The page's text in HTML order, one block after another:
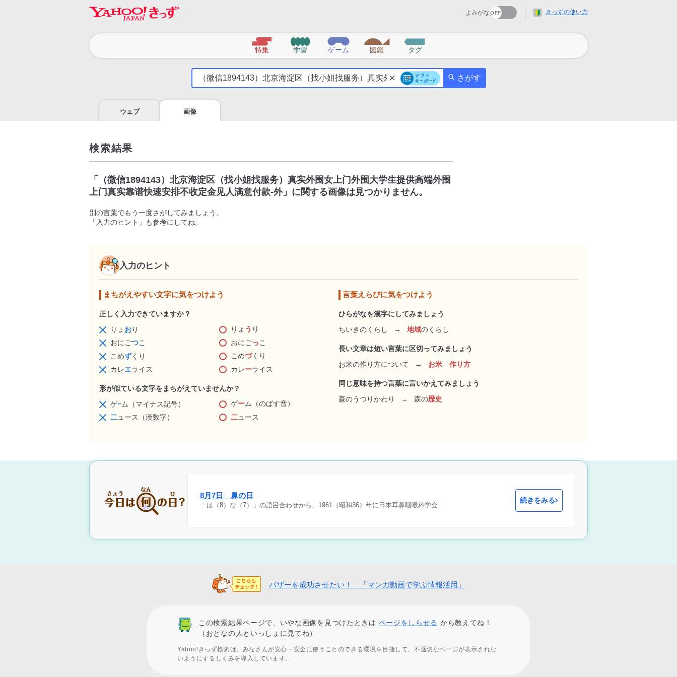
よみがな きっずの使い方
特集 学習 ゲーム 図鑑 タグ
気
こ
う
さがす
ウェブ 画像
検索結果
「
（微信1894143）北京海淀区（找小姐找服务）真实外围女上门外围大学生提供高端外围
上门真实靠谱快速安排不收定金见人满意付款-外」に関する画像は見つかりません。
別の言葉でもう一度さがしてみましょう。
「入力のヒント」も参考にしてね。
入力のヒント
まちがえやすい文字に気をつけよう
正しく入力できていますか？
りょ おり りょ う り
おにごつこ おにごっこ
こめずくり こめづくり
カレエライス カレーライス
形が似ている文字をまちがえていませんか？
ゲ−ム（マイナス記号） ゲーム（のばす音）
二ュース（漢数字） 二ュース
言葉えらびに気をつけよう
ひらがなを漢字にしてみましょう
ちいきのくらし
→ 地域のくらし
長い文章は短い言葉に区切ってみましょう
お米の作り方について
→ お米 作り方
同じ意味を持つ言葉に言いかえてみましょう
森のうつりかわり
→ 森の歴史
8月7日 鼻の日
「は（8）な（7）」の語呂合わせから、1961（昭和36）年に日本耳鼻咽喉科学会…
続きをみる
バザーを成功させたい！ 「マンガ動画で学ぶ情報活用」
この検索結果ページで、いやな画像を見つけたときは ページをしらせる から教えてね！
（おとなの人といっしょに見てね）
Yahoo!きっず検索は、みなさんが安心・安全に使うことのできる環境を目指して、不適切なページが表示されな
いようにするしくみを導入しています。